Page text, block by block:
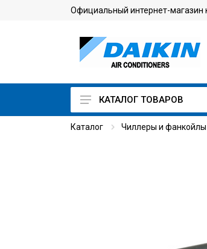
Официальный интернет-магазин
Кондиционеры для дома
КАТАЛОГ ТОВАРОВ
Каталог Чиллеры и фанкойлы